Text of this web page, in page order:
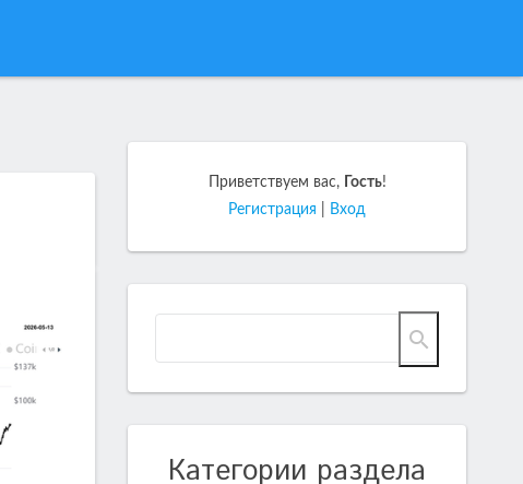
Приветствуем вас, Гость!
Регистрация
Вход
Категории раздела